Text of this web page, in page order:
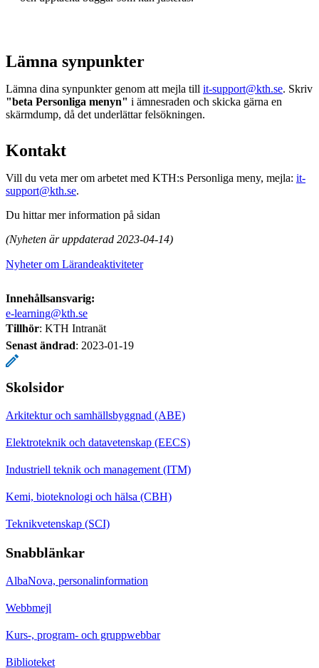
Lämna synpunkter
Lämna dina synpunkter genom att mejla till it-support@kth.se. Skriv
"beta Personliga menyn" i ämnesraden och skicka gärna en
skärmdump, då det underlättar felsökningen.
Kontakt
Vill du veta mer om arbetet med KTH:s Personliga meny, mejla: it-
support@kth.se.
Du hittar mer information på sidan
(Nyheten är uppdaterad 2023-04-14)
Nyheter om Lärandeaktiviteter
Innehållsansvarig:
e-learning@kth.se
Tillhör: KTH Intranät
Senast ändrad: 2023-01-19
Skolsidor
Arkitektur och samhällsbyggnad (ABE)
Elektroteknik och datavetenskap (EECS)
Industriell teknik och management (ITM)
Kemi, bioteknologi och hälsa (CBH)
Teknikvetenskap (SCI)
Snabblänkar
AlbaNova, personalinformation
Webbmejl
Kurs-, program- och gruppwebbar
Biblioteket